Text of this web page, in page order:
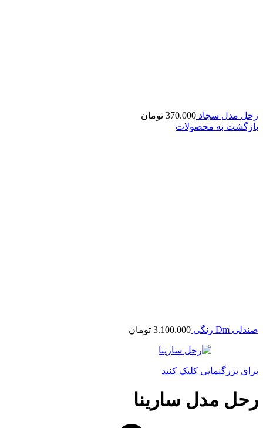
رحل مدل سجاد 370.000 تومان
بازگشت به محصولات
صندلی Dm رنگی 3.100.000 تومان
برای بزرگنمایی کلیک کنید
رحل مدل سارینا